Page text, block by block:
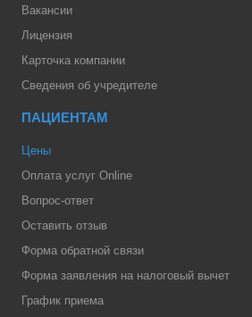
Вакансии
Лицензия
Карточка компании
Сведения об учредителе
ПАЦИЕНТАМ
Цены
Оплата услуг Online
Вопрос-ответ
Оставить отзыв
Форма обратной связи
Форма заявления на налоговый вычет
График приема